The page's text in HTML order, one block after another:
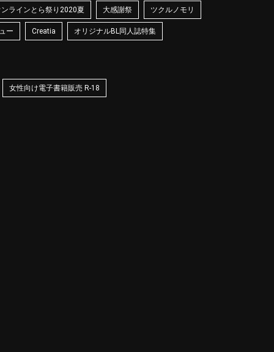
ラインとら祭り2020夏 大感謝祭 ツクルノモリ
ー Creatia オリジナルBL同人誌特集
女性向け電子書籍販売 R-18